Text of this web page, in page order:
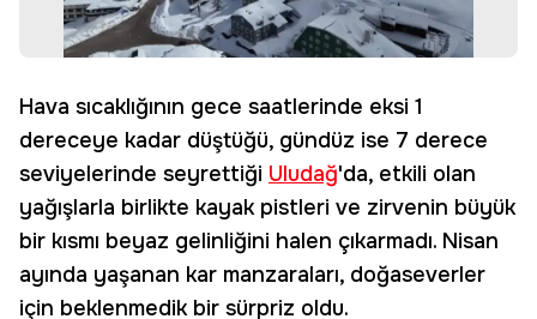
Hava sıcaklığının gece saatlerinde eksi 1
dereceye kadar düştüğü, gündüz ise 7 derece
seviyelerinde seyrettiği Uludağ'da, etkili olan
yağışlarla birlikte kayak pistleri ve zirvenin büyük
bir kısmı beyaz gelinliğini halen çıkarmadı. Nisan
ayında yaşanan kar manzaraları, doğaseverler
için beklenmedik bir sürpriz oldu.